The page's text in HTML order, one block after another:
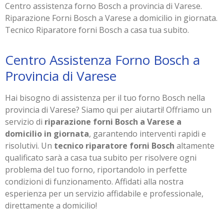
Centro assistenza forno Bosch a provincia di Varese.
Riparazione Forni Bosch a Varese a domicilio in giornata.
Tecnico Riparatore forni Bosch a casa tua subito.
Centro Assistenza Forno Bosch a
Provincia di Varese
Hai bisogno di assistenza per il tuo forno Bosch nella
provincia di Varese? Siamo qui per aiutarti! Offriamo un
servizio di riparazione forni Bosch a Varese a
domicilio in giornata, garantendo interventi rapidi e
risolutivi. Un tecnico riparatore forni Bosch altamente
qualificato sarà a casa tua subito per risolvere ogni
problema del tuo forno, riportandolo in perfette
condizioni di funzionamento. Affidati alla nostra
esperienza per un servizio affidabile e professionale,
direttamente a domicilio!